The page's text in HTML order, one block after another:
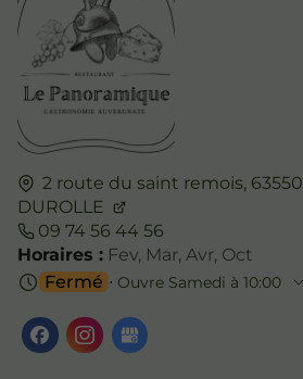
2 route du saint remois, 63550
DUROLLE
09 74 56 44 56
Horaires : Fev, Mar, Avr, Oct
Fermé ⋅ Ouvre Samedi à 10:00